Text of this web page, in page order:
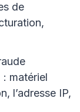
de
matériel
l’adresse IP,